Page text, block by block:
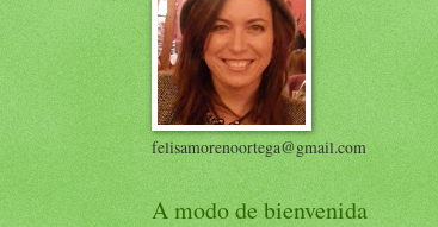
felisamorenoortega@gmail.com
A modo de bienvenida